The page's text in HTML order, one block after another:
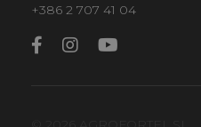
+386 2 707 41 04